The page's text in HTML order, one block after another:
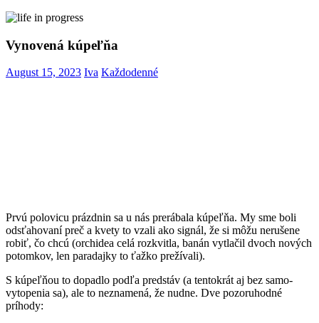
Vynovená kúpeľňa
August 15, 2023 Iva Každodenné
Prvú polovicu prázdnin sa u nás prerábala kúpeľňa. My sme boli
odsťahovaní preč a kvety to vzali ako signál, že si môžu nerušene
robiť, čo chcú (orchidea celá rozkvitla, banán vytlačil dvoch nových
potomkov, len paradajky to ťažko prežívali).
S kúpeľňou to dopadlo podľa predstáv (a tentokrát aj bez samo-
vytopenia sa), ale to neznamená, že nudne. Dve pozoruhodné
príhody: